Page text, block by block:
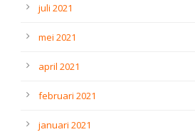
juli 2021
mei 2021
april 2021
februari 2021
januari 2021